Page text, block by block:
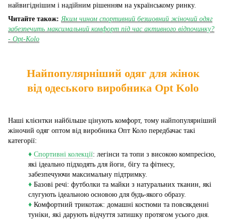
найвигіднішим і надійним рішенням на українському ринку.
Читайте також: Яким чином спортивний безшовний жіночий одяг
забезпечить максимальний комфорт під час активного відпочинку?
- Opt-Kolo
Найпопулярніший одяг для жінок
від одеського виробника Opt Kolo
Наші клієнтки найбільше цінують комфорт, тому найпопулярніший
жіночий одяг оптом від виробника Опт Коло передбачає такі
категорії:
♦ Спортивні колекції: легінси та топи з високою компресією,
які ідеально підходять для йоги, бігу та фітнесу,
забезпечуючи максимальну підтримку.
♦ Базові речі: футболки та майки з натуральних тканин, які
слугують ідеальною основою для будь-якого образу.
♦ Комфортний трикотаж: домашні костюми та повсякденні
туніки, які дарують відчуття затишку протягом усього дня.